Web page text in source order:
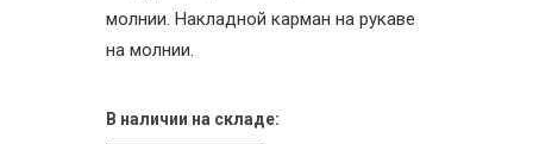
молнии. Накладной карман на рукаве
на молнии.
В наличии на складе: